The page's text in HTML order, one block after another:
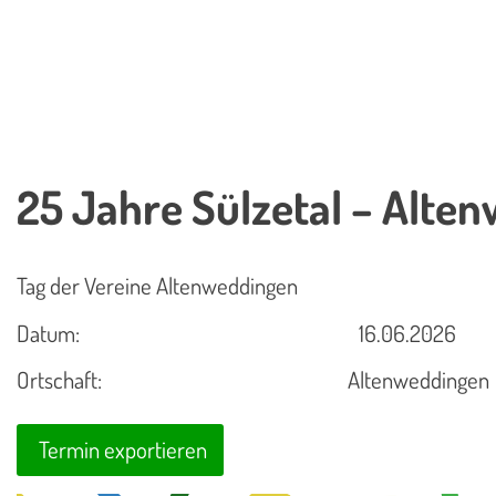
25 Jahre Sülzetal –
Tag der Vereine Altenweddingen
Datum:
16.06.2026
Ortschaft:
Altenweddingen
Termin exportieren